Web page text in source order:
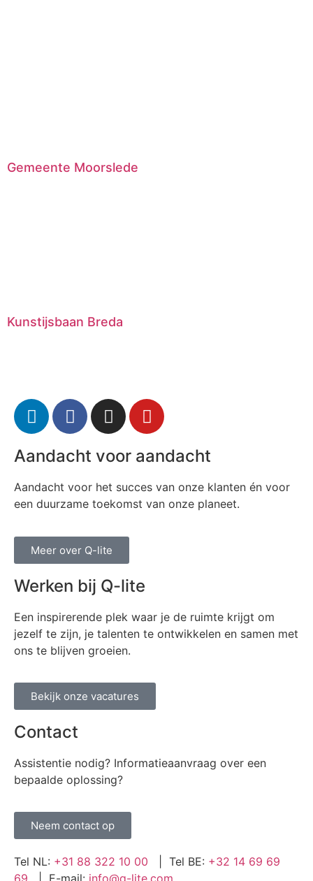
Gemeente Moorslede
Kunstijsbaan Breda
Aandacht voor aandacht
Aandacht voor het succes van onze klanten én voor
een duurzame toekomst van onze planeet.
Meer over Q-lite
Werken bij Q-lite
Een inspirerende plek waar je de ruimte krijgt om
jezelf te zijn, je talenten te ontwikkelen en samen met
ons te blijven groeien.
Bekijk onze vacatures
Contact
Assistentie nodig? Informatieaanvraag over een
bepaalde oplossing?
Neem contact op
Tel NL: +31 88 322 10 00 | Tel BE: +32 14 69 69